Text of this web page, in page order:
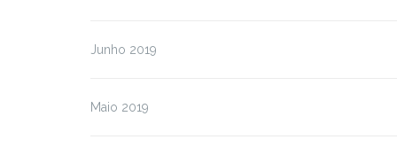
Junho 2019
Maio 2019